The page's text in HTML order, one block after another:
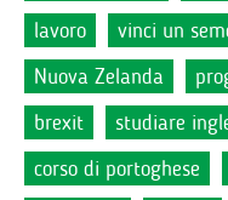
lavoro
vinci un
Nuova Zelanda
brexit
studiare
corso di portoghese